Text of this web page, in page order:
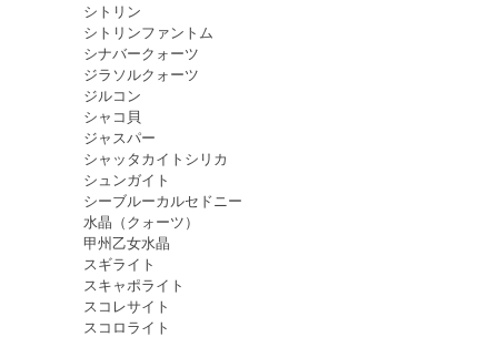
シトリン
シトリンファントム
シナバークォーツ
ジラソルクォーツ
ジルコン
シャコ貝
ジャスパー
シャッタカイトシリカ
シュンガイト
シーブルーカルセドニー
水晶（クォーツ）
甲州乙女水晶
スギライト
スキャポライト
スコレサイト
スコロライト